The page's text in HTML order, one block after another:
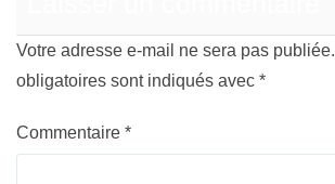
Votre adresse e-mail ne sera pas publiée.
obligatoires sont indiqués avec *
Commentaire *